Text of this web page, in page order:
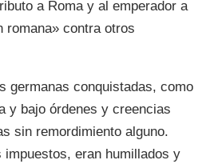
a Roma y al emperador a
romana» contra otros
germanas conquistadas, como
y bajo órdenes y creencias
sin remordimiento alguno.
eran humillados y